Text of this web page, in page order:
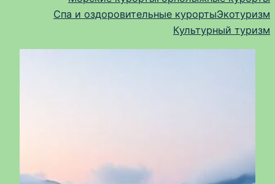
Спа и оздоровительные курортыЭкотуризм
Культурный туризм